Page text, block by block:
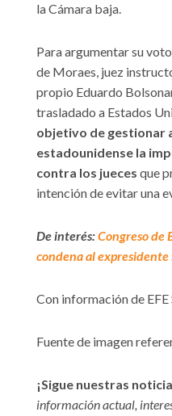
la Cámara baja.
Para argumentar su
de Moraes, juez
propio Eduardo
trasladado a Estados
objetivo de gestionar
estadounidense la
contra los jueces que
intención de evitar una
De interés:Congreso de
condena al expresidente
Con información de
Fuente de imagen
¡Sigue nuestras
información actual,